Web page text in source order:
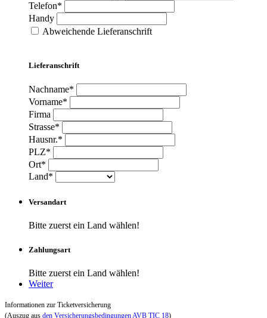
Telefon*
Handy
Abweichende Lieferanschrift
Lieferanschrift
Nachname*
Vorname*
Firma
Strasse*
Hausnr.*
PLZ*
Ort*
Land*
Versandart
Bitte zuerst ein Land wählen!
Zahlungsart
Bitte zuerst ein Land wählen!
Weiter
Informationen zur Ticketversicherung
(Auszug aus den Versicherungsbedingungen AVB TIC 18)